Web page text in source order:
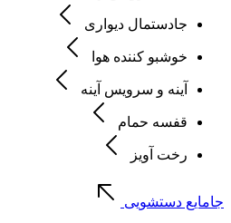
جادستمال دیواری
خوشبو کننده هوا
آینه و سرویس آینه
قفسه حمام
رخت آویز
جامایع دستشویی